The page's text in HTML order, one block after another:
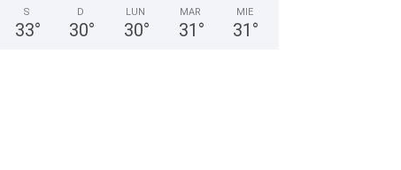
S
33°
D
30°
LUN
30°
MAR
31 °
MIE
31 °